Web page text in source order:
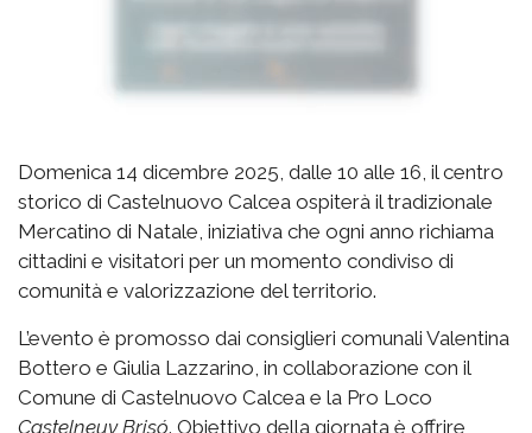
Domenica 14 dicembre 2025, dalle 10 alle 16, il centro
storico di Castelnuovo Calcea ospiterà il tradizionale
Mercatino di Natale, iniziativa che ogni anno richiama
cittadini e visitatori per un momento condiviso di
comunità e valorizzazione del territorio.
L’evento è promosso dai consiglieri comunali Valentina
Bottero e Giulia Lazzarino, in collaborazione con il
Comune di Castelnuovo Calcea e la Pro Loco
Castelneuv Brisó. Obiettivo della giornata è offrire